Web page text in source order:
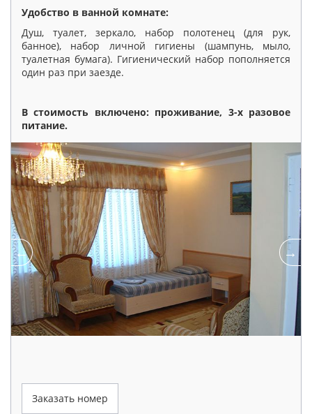
Удобство в ванной комнате:
Душ, туалет, зеркало, набор полотенец (для рук,
банное), набор личной гигиены (шампунь, мыло,
туалетная бумага). Гигиенический набор пополняется
один раз при заезде.
В стоимость включено: проживание, 3-х разовое
питание.
Заказать номер